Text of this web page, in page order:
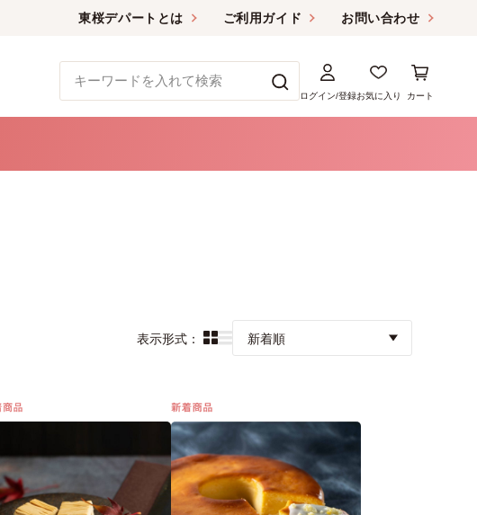
東桜デパートとは ご利用ガイド お問い合わせ
ログイン/登録お気に入り カート
表示形式： 新着順